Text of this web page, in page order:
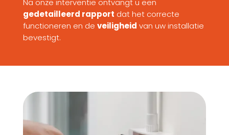
Na onze interventie ontvangt u een
gedetailleerd rapport dat het correcte
functioneren en de veiligheid van uw installatie
bevestigt.